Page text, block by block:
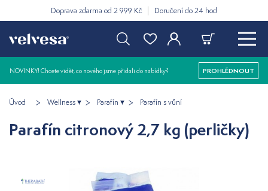
Doprava zdarma od 2 999 Kč Doručení do 24 hod
NOVINKY! Chcete vidět, co nového jsme přidali do nabídky? PROHLÉDNOUT
Úvod Wellness Parafín Parafín s vůní
Parafín citronový 2,7 kg (perličky)